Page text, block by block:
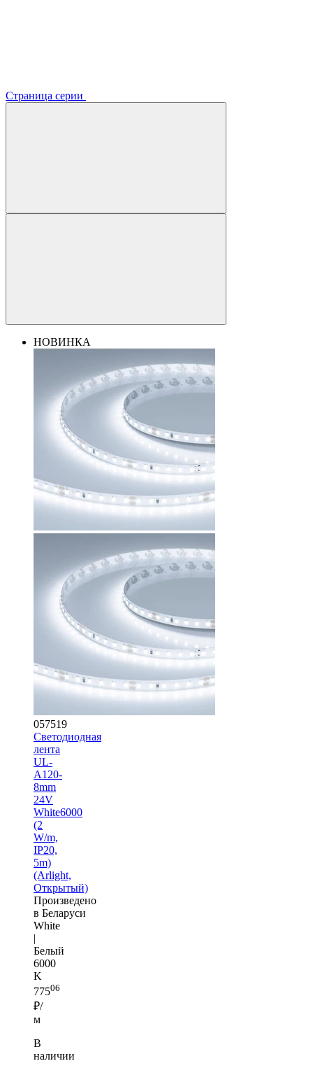
Страница серии
НОВИНКА
057519
Светодиодная
лента
UL-
A120-
8mm
24V
White6000
(2
W/m,
IP20,
5m)
(Arlight,
Открытый)
Произведено
в Беларуси
White
|
Белый
6000
K
77506
₽/
м
В
наличии